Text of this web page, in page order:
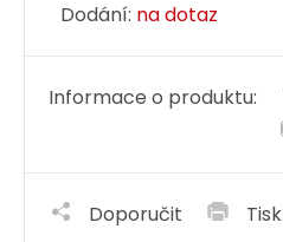
Dodání: na dotaz
Informace o produktu:
Doporučit Tisk